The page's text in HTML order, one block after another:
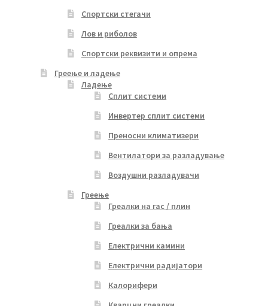
Спортски стегачи
Лов и риболов
Спортски реквизити и опрема
Греење и ладење
Ладење
Сплит системи
Инвертер сплит системи
Преносни климатизери
Вентилатори за разладување
Воздушни разладувачи
Греење
Греалки на гас / плин
Греалки за бања
Електрични камини
Електрични радијатори
Калорифери